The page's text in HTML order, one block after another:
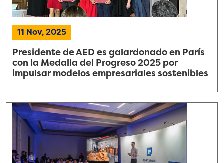
11 Nov, 2025
Presidente de AED es galardonado en París
con la Medalla del Progreso 2025 por
impulsar modelos empresariales sostenibles